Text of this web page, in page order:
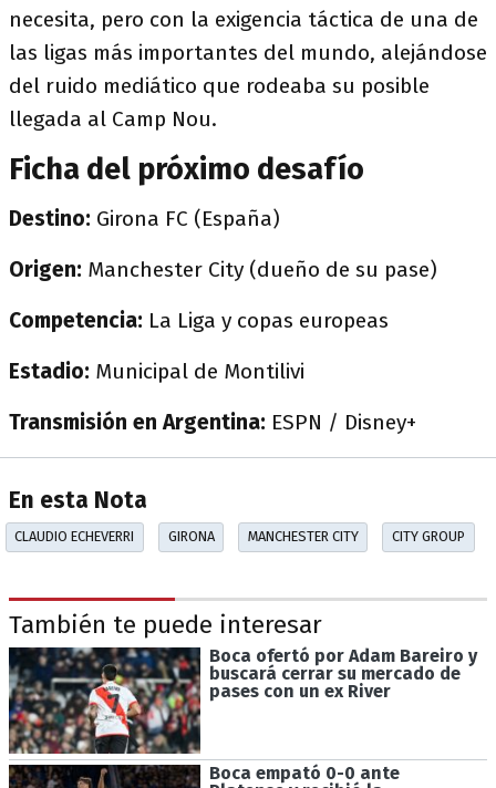
necesita, pero con la exigencia táctica de una de
las ligas más importantes del mundo, alejándose
del ruido mediático que rodeaba su posible
llegada al Camp Nou.
Ficha del próximo desafío
Destino: Girona FC (España)
Origen: Manchester City (dueño de su pase)
Competencia: La Liga y copas europeas
Estadio: Municipal de Montilivi
Transmisión en Argentina: ESPN / Disney+
En esta Nota
CLAUDIO ECHEVERRI GIRONA MANCHESTER CITY CITY GROUP
También te puede interesar
Boca ofertó por Adam Bareiro y
buscará cerrar su mercado de
pases con un ex River
Boca empató 0-0 ante